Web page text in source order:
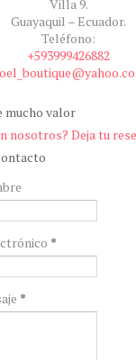
Villa 9.
Guayaquil – Ecuador.
Teléfono:
+593999426882
mucho valor
nosotros? Deja tu
*
*